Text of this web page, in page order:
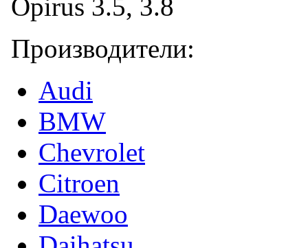
Производители:
Audi
BMW
Chevrolet
Citroen
Daewoo